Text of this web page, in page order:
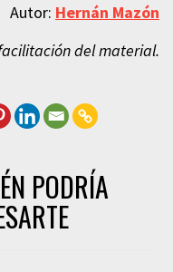
Autor: Hernán Mazón
del material.
PODRÍA